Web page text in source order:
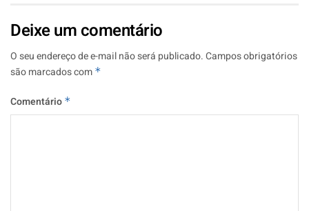
Deixe um comentário
O seu endereço de e-mail não será publicado.Campos obrigatórios
são marcados com *
Comentário *